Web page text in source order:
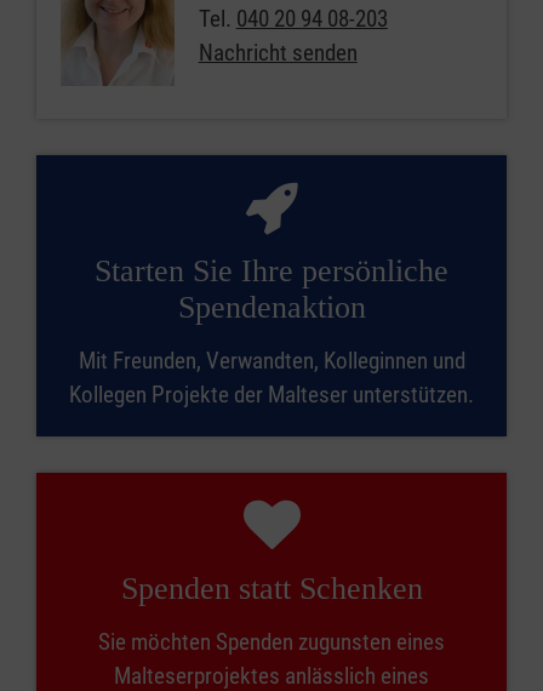
Tel. 040 20 94 08-203
Nachricht senden
Starten Sie Ihre persönliche
Spendenaktion
Mit Freunden, Verwandten, Kolleginnen und
Kollegen Projekte der Malteser unterstützen.
Spenden statt Schenken
Sie möchten Spenden zugunsten eines
Malteserprojektes anlässlich eines